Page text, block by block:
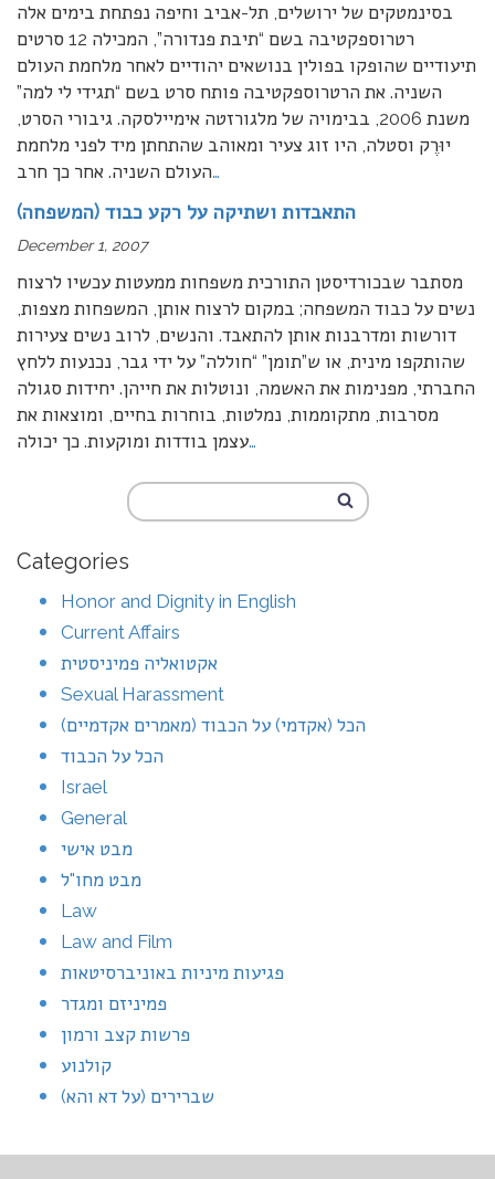
בסינמטקים של ירושלים, תל-אביב וחיפה נפתחת בימים אלה
רטרוספקטיבה בשם “תיבת פנדורה”, המכילה 12 סרטים
תיעודיים שהופקו בפולין בנושאים יהודיים לאחר מלחמת העולם
השניה. את הרטרוספקטיבה פותח סרט בשם “תגידי לי למה”
משנת 2006, בבימויה של מלגורזטה אימיילסקה. גיבורי הסרט,
יוּרֶק וסטלה, היו זוג צעיר ומאוהב שהתחתן מיד לפני מלחמת
העולם השניה. אחר כך חרב…
התאבדות ושתיקה על רקע כבוד (המשפחה)
December 1, 2007
מסתבר שבכורדיסטן התורכית משפחות ממעטות עכשיו לרצוח
נשים על כבוד המשפחה; במקום לרצוח אותן, המשפחות מצפות,
דורשות ומדרבנות אותן להתאבד. והנשים, לרוב נשים צעירות
שהותקפו מינית, או ש”תומן” “חוללה” על ידי גבר, נכנעות ללחץ
החברתי, מפנימות את האשמה, ונוטלות את חייהן. יחידות סגולה
מסרבות, מתקוממות, נמלטות, בוחרות בחיים, ומוצאות את
עצמן בודדות ומוקעות. כך יכולה…
Categories
Honor and Dignity in English
Current Affairs
אקטואליה פמיניסטית
Sexual Harassment
הכל (אקדמי) על הכבוד (מאמרים אקדמיים)
הכל על הכבוד
Israel
General
מבט אישי
מבט מחו"ל
Law
Law and Film
פגיעות מיניות באוניברסיטאות
פמיניזם ומגדר
פרשות קצב ורמון
קולנוע
שברירים (על דא והא)